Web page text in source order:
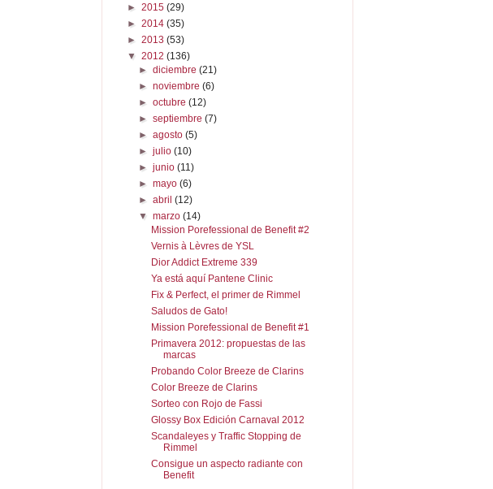
► 2015 (29)
► 2014 (35)
► 2013 (53)
▼ 2012 (136)
►diciembre(21)
►noviembre(6)
►octubre(12)
►septiembre(7)
►agosto(5)
►julio(10)
►junio(11)
►mayo(6)
►abril(12)
▼marzo(14)
Mission Porefessional de Benefit #2
Vernis à Lèvres de YSL
Dior Addict Extreme 339
Ya está aquí Pantene Clinic
Fix & Perfect, el primer de Rimmel
Saludos de Gato!
Mission Porefessional de Benefit #1
Primavera 2012: propuestas de las
marcas
Probando Color Breeze de Clarins
Color Breeze de Clarins
Sorteo con Rojo de Fassi
Glossy Box Edición Carnaval 2012
Scandaleyes y Traffic Stopping de
Rimmel
Consigue un aspecto radiante con
Benefit